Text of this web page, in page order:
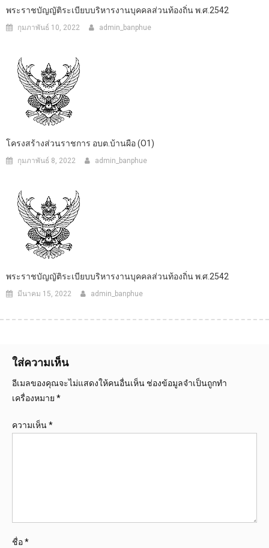
พระราชบัญญัติระเบียบบริหารงานบุคคลส่วนท้องถิ่น พ.ศ.2542
กุมภาพันธ์ 10, 2022 admin_banphue
โครงสร้างส่วนราชการ อบต.บ้านผือ (O1)
กุมภาพันธ์ 8, 2022 admin_banphue
พระราชบัญญัติระเบียบบริหารงานบุคคลส่วนท้องถิ่น พ.ศ.2542
มีนาคม 15, 2022 admin_banphue
ใส่ความเห็น
อีเมลของคุณจะไม่แสดงให้คนอื่นเห็น ช่องข้อมูลจำเป็นถูกทำ
เครื่องหมาย *
ความเห็น*
ชื่อ*